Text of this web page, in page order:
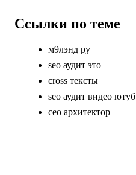
Ссылки по теме
м9лэнд ру
seo аудит это
cross тексты
seo аудит видео ютуб
сео архитектор